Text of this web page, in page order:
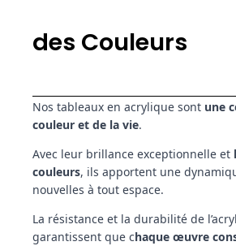
des Couleurs
Nos tableaux en acrylique sont une
couleur et de la vie.
Avec leur brillance exceptionnelle et
couleurs, ils apportent une
nouvelles à tout espace.
La résistance et la durabilité de
garantissent que chaque œuvre